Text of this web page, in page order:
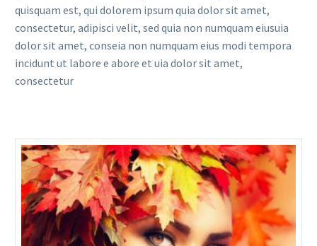
quisquam est, qui dolorem ipsum quia dolor sit amet,
consectetur, adipisci velit, sed quia non numquam eiusuia
dolor sit amet, conseia non numquam eius modi tempora
incidunt ut labore e abore et uia dolor sit amet,
consectetur